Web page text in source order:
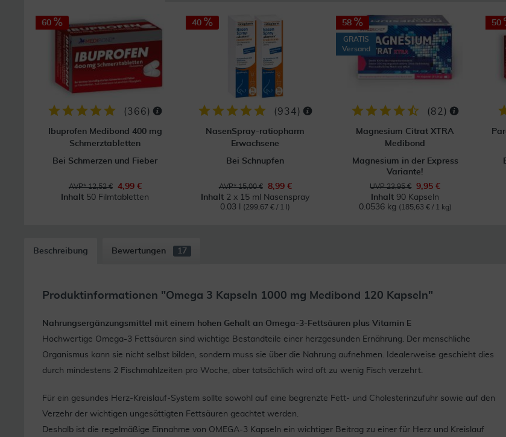
60
(366)
Ibuprofen Medibond 400 mg
Schmerztabletten
Bei Schmerzen und Fieber
AVP* 12,52 €
4,99 €
Inhalt 50 Filmtabletten
40
(934)
NasenSpray-ratiopharm
Erwachsene
Bei Schnupfen
AVP* 15,00 €
8,99 €
Inhalt 2 x 15 ml Nasenspray
0.03 l
(299,67 € / 1 l)
58
GRATIS
Versand
(82 )
Magnesium Citrat XTRA
Medibond
Magnesium in der Express
Variante!
UVP 23,95 €
9,95 €
Inhalt 90 Kapseln
0.0536 kg (185,63 € / 1 kg)
50
Beschreibung Bewertungen 17
Produktinformationen "Omega 3 Kapseln 1000 mg Medibond 120 Kapseln"
Nahrungsergänzungsmittel mit einem hohen Gehalt an Omega-3-Fettsäuren plus Vitamin E
Hochwertige Omega-3 Fettsäuren sind wichtige Bestandteile einer herzgesunden Ernährung. Der menschliche
Organismus kann sie nicht selbst bilden, sondern muss sie über die Nahrung aufnehmen. Idealerweise geschieht dies
durch mindestens 2 Fischmahlzeiten pro Woche, aber tatsächlich wird oft zu wenig Fisch verzehrt.
Für ein gesundes Herz-Kreislauf-System sollte sowohl auf eine begrenzte Fett- und Cholesterinzufuhr sowie auf den
Verzehr der wichtigen ungesättigten Fettsäuren geachtet werden.
Deshalb ist die regelmäßige Einnahme von OMEGA-3 Kapseln ein wichtiger Beitrag zu einer für Herz und Kreislauf